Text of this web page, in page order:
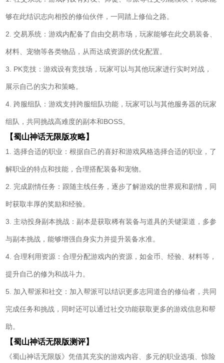
够在此结识志向相投的修仙伙伴，一同踏上修仙之路。
2. 交易系统：游戏内配备了自由交易市场，玩家能够在此交易装备、
材料、宠物等各类物品，从而达成资源的优化配置。
3. PK竞技：游戏设有竞技场，玩家可以与其他玩家进行实时对战，
展示自己的实力和策略。
4. 跨服组队：游戏支持跨服组队功能，玩家可以与其他服务器的玩家
组队，共同挑战高难度的副本和BOSS。
【蜀山神话无限版攻略】
1. 选择合适的职业：根据自己的喜好和游戏风格选择合适的职业，了
解职业的特点和技能，合理搭配装备和宠物。
2. 完成剧情任务：跟随主线任务，逐步了解游戏的世界观和剧情，同
时获取丰厚的奖励和经验。
3. 主动投身副本挑战：副本是获取稀有装备与道具的关键渠道，多参
与副本挑战，能够增强自身实力并提升装备水准。
4. 合理利用资源：合理分配游戏内的资源，如金币、经验、材料等，
提升自己的修为和战斗力。
5. 加入帮派和社交：加入帮派可以结识更多志同道合的修仙者，共同
完成任务和挑战，同时还可以通过社交功能获取更多的游戏信息和帮
助。
【蜀山神话无限版测评】
《蜀山神话无限版》凭借其充实的游戏内容、多元的职业选项、惊险